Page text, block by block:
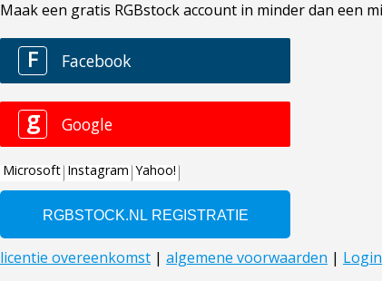
Maak een gratis RGBstock account in minder dan een
F Facebook
g Google
Microsoft Instagram Yahoo!
licentie overeenkomst | algemene voorwaarden | Login